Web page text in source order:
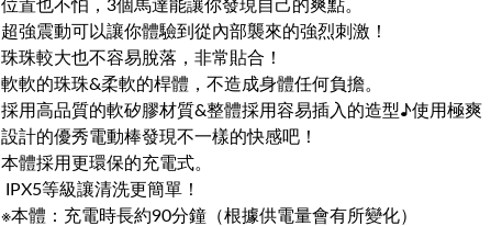
位置也不怕，3個馬達能讓你發現自己的爽點。
超強震動可以讓你體驗到從內部襲來的強烈刺激！
珠珠較大也不容易脫落，非常貼合！
軟軟的珠珠&柔軟的桿體，不造成身體任何負擔。
採用高品質的軟矽膠材質&整體採用容易插入的造型♪使用極爽
設計的優秀電動棒發現不一樣的快感吧！
本體採用更環保的充電式。
IPX5等級讓清洗更簡單！
※本體：充電時長約90分鐘（根據供電量會有所變化）